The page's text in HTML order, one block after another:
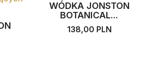
WÓDKA JONSTON
BOTANICAL...
138,00 PLN